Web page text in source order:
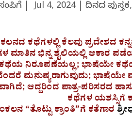
|Jul 4, 2024| ದಿನದ ಪುಸ್ತಕ,
ಕಥೆಗಳಲ್ಲಿ ಕೆಲವು ಪ್ರದೇಶದ
ಮಾತಿನ ಭಿನ್ನ ಶೈಲಿಯಲ್ಲಿ ಆಕಾರ
ನಿರೂಪಣೆಯಲ್ಲ; ಭಾಷೆಯೇ
ಮನುಷ್ಯರಾಗುವುದು;
ಆದ್ದರಿಂದ ಪಾತ್ರ-ಪರಿಸರದ
ಕಥೆಗಳ ಯಶಸ್ಸಿಗೆ
“ತೊಟ್ಟು ಕ್ರಾಂತಿ”ಗೆ ಕತೆಗಾರ